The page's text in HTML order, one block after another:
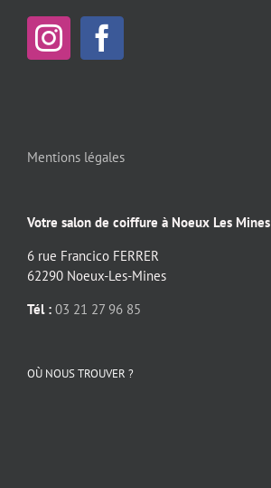
Mentions légales
Votre salon de coiffure à Noeux Les Mines
6 rue Francico FERRER
62290 Noeux-Les-Mines
Tél : 03 21 27 96 85
OÙ NOUS TROUVER ?